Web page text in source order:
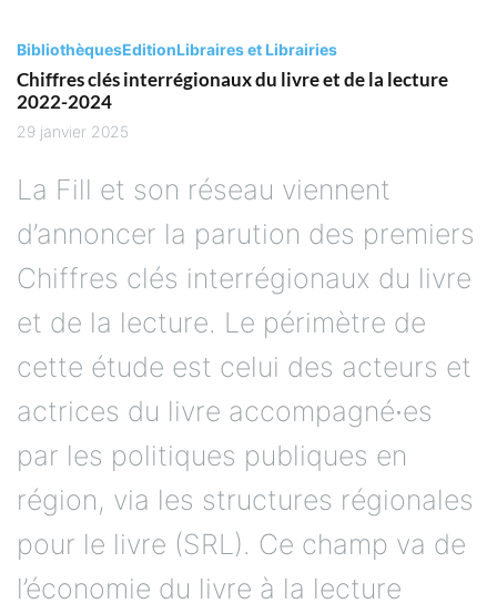
BibliothèquesEditionLibraires et Librairies
Chiffres clés interrégionaux du livre et de la lecture
2022-2024
29 janvier 2025
La Fill et son réseau viennent
d’annoncer la parution des premiers
Chiffres clés interrégionaux du livre
et de la lecture. Le périmètre de
cette étude est celui des acteurs et
actrices du livre accompagné∙es
par les politiques publiques en
région, via les structures régionales
pour le livre (SRL). Ce champ va de
l’économie du livre à la lecture